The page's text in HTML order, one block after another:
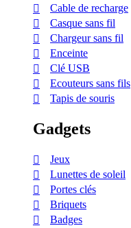
Cable de recharge
Casque sans fil
Chargeur sans fil
Enceinte
Clé USB
Ecouteurs sans fils
Tapis de souris
Gadgets
Jeux
Lunettes de soleil
Portes clés
Briquets
Badges